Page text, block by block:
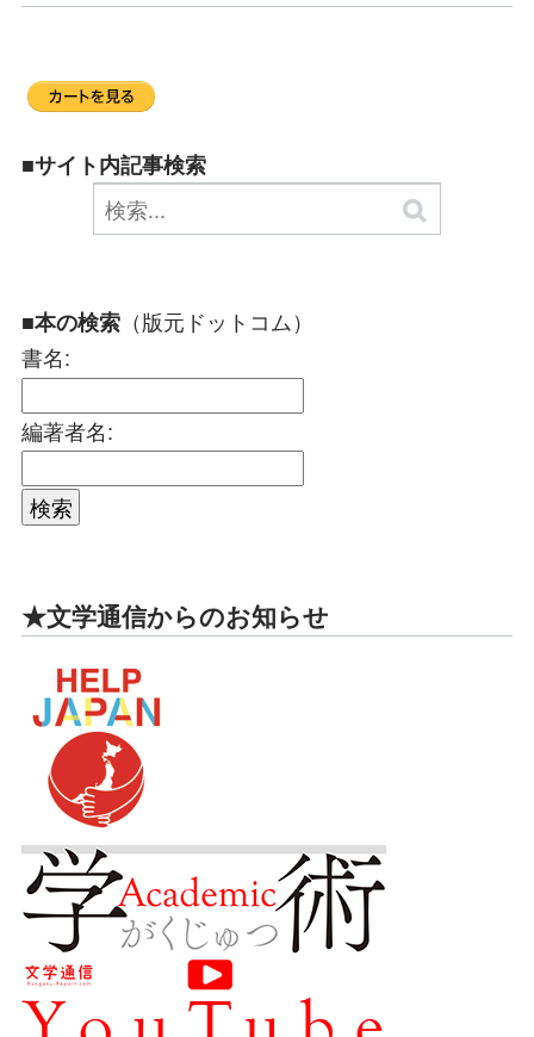
■サイト内記事検索
■本の検索 （版元ドットコム）
書名:
編著者名:
★文学通信からのお知らせ